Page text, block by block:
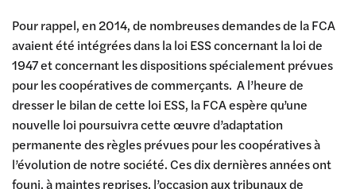
Pour rappel, en 2014, de nombreuses demandes de la FCA
avaient été intégrées dans la loi ESS concernant la loi de
1947 et concernant les dispositions spécialement prévues
pour les coopératives de commerçants. A l’heure de
dresser le bilan de cette loi ESS, la FCA espère qu’une
nouvelle loi poursuivra cette œuvre d’adaptation
permanente des règles prévues pour les coopératives à
l’évolution de notre société. Ces dix dernières années ont
founi, à maintes reprises, l’occasion aux tribunaux de